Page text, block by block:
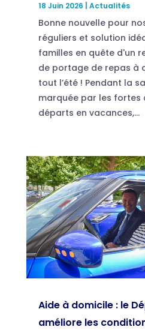
18 Juin 2026 Actualités
Bonne nouvelle pour
réguliers et solution
familles en quête d'un
de portage de repas à
tout l’été ! Pendant la
marquée par les fortes
départs en vacances,...
Aide à domicile : le
améliore les